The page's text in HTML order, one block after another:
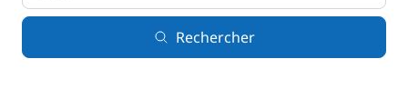
Rechercher